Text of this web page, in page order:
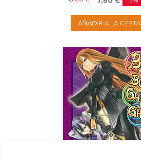
AÑADIR A LA CESTA